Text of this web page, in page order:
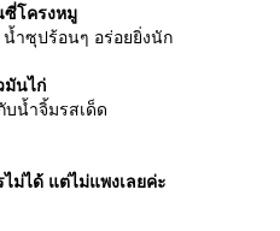
ซี่โครงหมู
ำซุปร้อนๆ อร่อยยิ่งนัก
มันไก่
บน้ำจิ้มรสเด็ด
ม่ได้ แต่ไม่แพงเลยค่ะ